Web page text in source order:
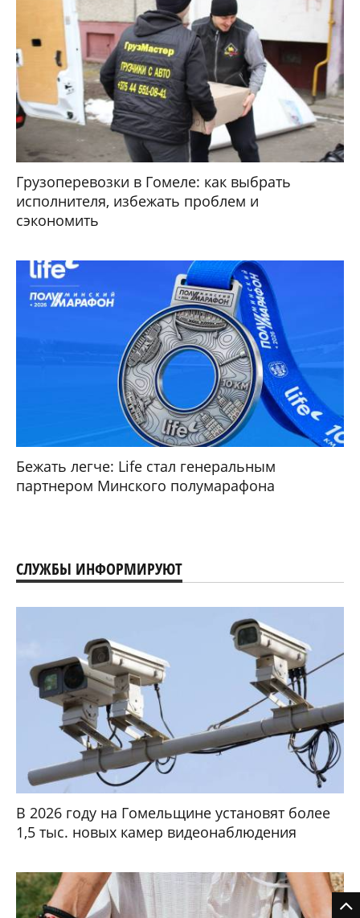
Грузоперевозки в Гомеле: как выбрать
исполнителя, избежать проблем и
сэкономить
Бежать легче: Life стал генеральным
партнером Минского полумарафона
СЛУЖБЫ ИНФОРМИРУЮТ
В 2026 году на Гомельщине установят более
1,5 тыс. новых камер видеонаблюдения